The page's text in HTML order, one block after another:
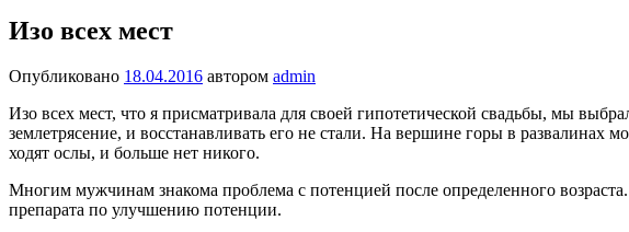
Изо всех мест
Опубликовано 18.04.2016 автором admin
Изо всех мест, что я присматривала для своей гипотетической свадьбы, мы
землетрясение, и восстанавливать его не стали. На вершине горы в
ходят ослы, и больше нет никого.
Многим мужчинам знакома проблема с потенцией после определенного возраста.
препарата по улучшению потенции.